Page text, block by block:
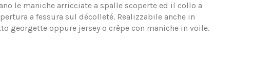
le maniche arricciate a spalle scoperte ed il collo a
a fessura sul décolleté. Realizzabile anche in
georgette oppure jersey o crêpe con maniche in voile.